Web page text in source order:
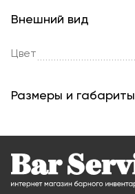
Внешний вид
Цвет
Размеры и габариты